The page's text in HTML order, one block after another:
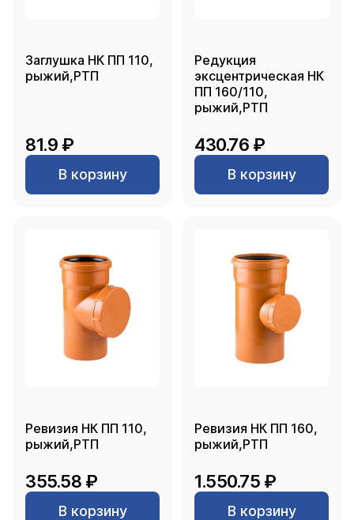
Заглушка НК ПП 110,
рыжий,РТП
81.9 ₽
В корзину
Редукция
эксцентрическая НК
ПП 160/110,
рыжий,РТП
430.76 ₽
В корзину
Ревизия НК ПП 110,
рыжий,РТП
355.58 ₽
В корзину
Ревизия НК ПП 160,
рыжий,РТП
1.550.75 ₽
В корзину